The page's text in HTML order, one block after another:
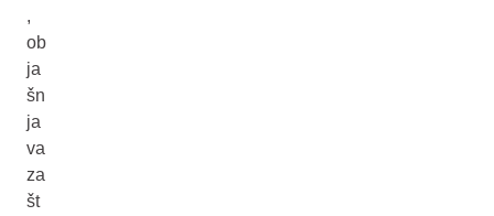
,
ob
ja
šn
ja
va
za
št